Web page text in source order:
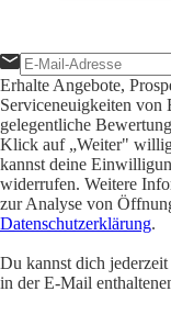
Erhalte Angebote,
Serviceneuigkeiten von
gelegentliche
Klick auf „Weiter"
kannst deine
widerrufen. Weitere
zur Analyse von
Datenschutzerklärung.
Du kannst dich
in der E-Mail